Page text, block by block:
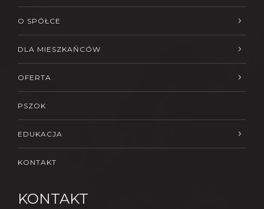
O SPÓŁCE
DLA MIESZKAŃCÓW
OFERTA
PSZOK
EDUKACJA
KONTAKT
KONTAKT